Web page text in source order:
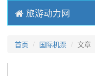
旅游动力网
首页 国际机票 文章